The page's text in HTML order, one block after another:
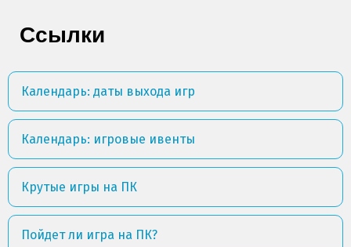
Ссылки
Календарь: даты выхода игр
Календарь: игровые ивенты
Крутые игры на ПК
Пойдет ли игра на ПК?